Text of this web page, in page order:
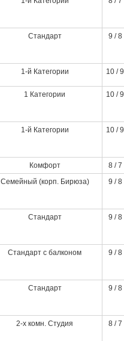
Стандарт 9 / 8
1-й Категории 10 / 9
1 Категории 10 / 9
1-й Категории 10 / 9
Комфорт
8 / 7
Семейный (корп. Бирюза) 9 / 8
Стандарт 9 / 8
Стандарт с балконом 9 / 8
Стандарт 9 / 8
2-х комн. Студия 8 / 7